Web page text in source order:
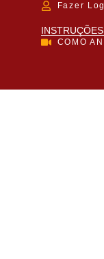
Fazer
INSTRUÇÕES
COMO